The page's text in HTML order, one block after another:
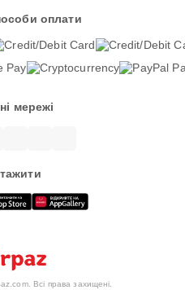
оплати
мережі
Всі права захищені.